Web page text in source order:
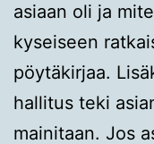
asiaan oli ja
kyseiseen
pöytäkirjaa.
hallitus teki
mainitaan. Jos